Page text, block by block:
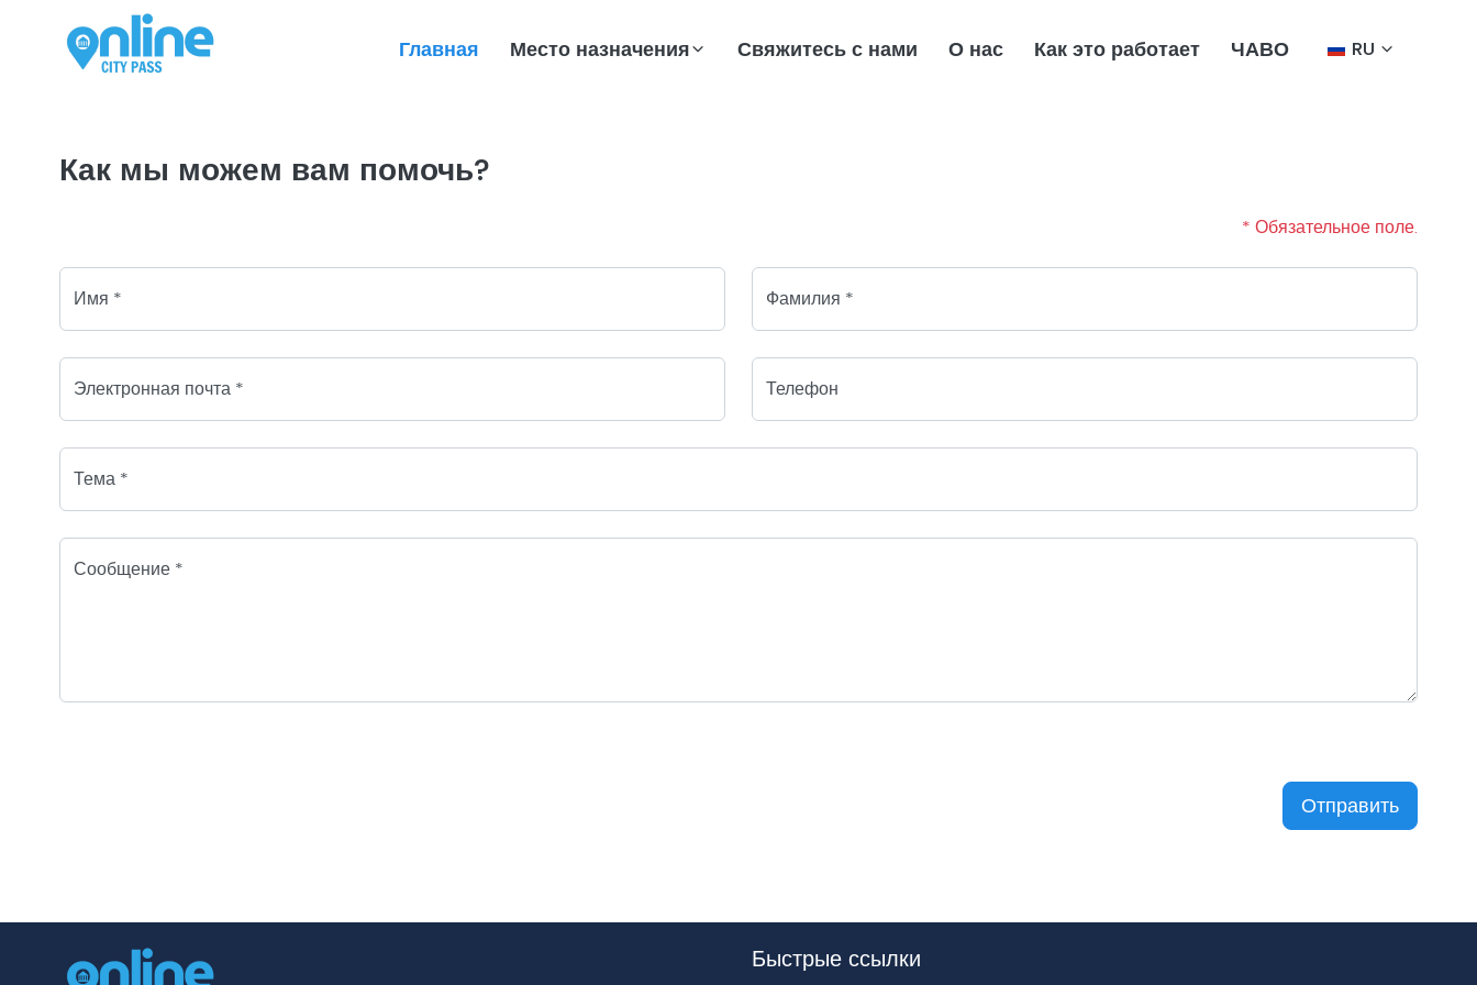
Главная Место назначения Свяжитесь с нами О нас Как это работает ЧАВО RU
Как мы можем вам помочь?
* Обязательное поле.
Имя * Фамилия *
Электронная почта * Телефон
Тема *
Сообщение *
Отправить
Быстрые ссылки